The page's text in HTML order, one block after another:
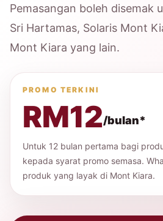
Pemasangan boleh disemak
Sri Hartamas, Solaris Mont
Mont Kiara yang lain.
PROMO TERKINI
RM12/bulan*
Untuk 12 bulan pertama bagi
kepada syarat promo semasa.
produk yang layak di Mont Kiara.